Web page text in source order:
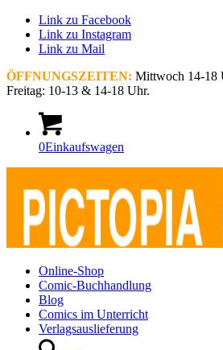
Link zu Facebook
Link zu Instagram
Link zu Mail
ÖFFNUNGSZEITEN: Mittwoch 14-18
Freitag: 10-13 & 14-18 Uhr.
0Einkaufswagen
Online-Shop
Comic-Buchhandlung
Blog
Comics im Unterricht
Verlagsauslieferung